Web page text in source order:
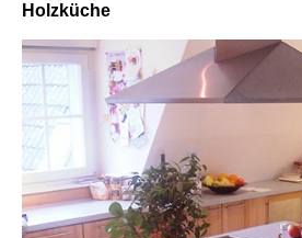
Holzküche